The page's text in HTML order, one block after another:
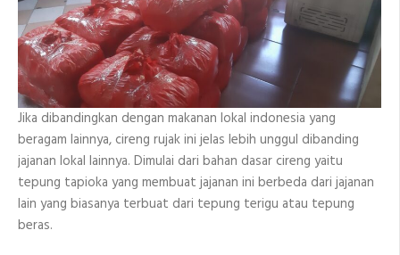
Jika dibandingkan dengan makanan lokal indonesia yang
beragam lainnya, cireng rujak ini jelas lebih unggul dibanding
jajanan lokal lainnya. Dimulai dari bahan dasar cireng yaitu
tepung tapioka yang membuat jajanan ini berbeda dari jajanan
lain yang biasanya terbuat dari tepung terigu atau tepung
beras.